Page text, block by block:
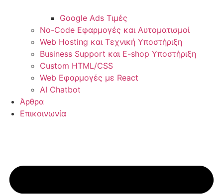
Google Ads Τιμές
No-Code Εφαρμογές και Αυτοματισμοί
Web Hosting και Τεχνική Υποστήριξη
Business Support και E-shop Υποστήριξη
Custom HTML/CSS
Web Εφαρμογές με React
AI Chatbot
Άρθρα
Επικοινωνία